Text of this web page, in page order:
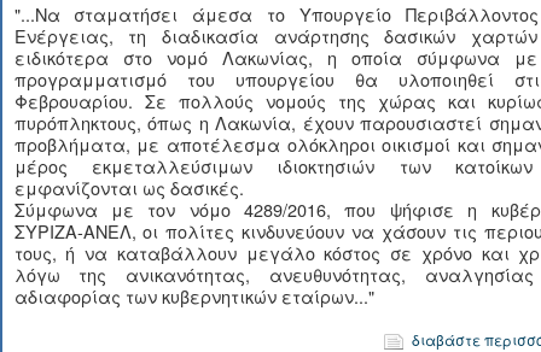
"...Να σταματήσει άμεσα το Υπουργείο
Ενέργειας, τη διαδικασία ανάρτησης δασικών
ειδικότερα στο νομό Λακωνίας, η οποία σύμφωνα
προγραμματισμό του υπουργείου θα υλοποιηθεί
Φεβρουαρίου. Σε πολλούς νομούς της χώρας και
πυρόπληκτους, όπως η Λακωνία, έχουν παρουσιαστεί
προβλήματα, με αποτέλεσμα ολόκληροι οικισμοί και
μέρος εκμεταλλεύσιμων ιδιοκτησιών των
εμφανίζονται ως δασικές.
Σύμφωνα με τον νόμο 4289/2016, που ψήφισε η
ΣΥΡΙΖΑ-ΑΝΕΛ, οι πολίτες κινδυνεύουν να χάσουν τις
τους, ή να καταβάλλουν μεγάλο κόστος σε χρόνο και
λόγω της ανικανότητας, ανευθυνότητας,
αδιαφορίας των κυβερνητικών εταίρων..."
διαβάστε